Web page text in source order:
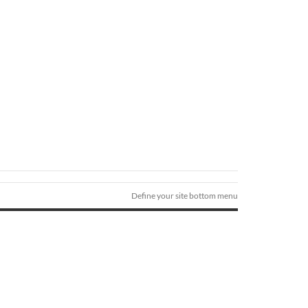
Define your site bottom menu